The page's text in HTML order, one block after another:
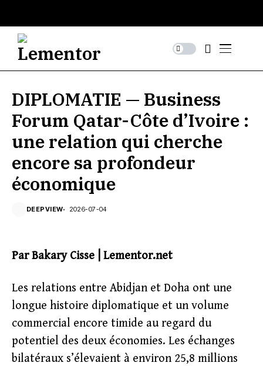
DIPLOMATIE — Business
Forum Qatar-Côte d’Ivoire :
une relation qui cherche
encore sa profondeur
économique
DEEPVIEW 2026-07-04
Par Bakary Cisse | Lementor.net
Les relations entre Abidjan et Doha ont une
longue histoire diplomatique et un volume
commercial encore timide au regard du
potentiel des deux économies. Les échanges
bilatéraux s’élevaient à environ 25,8 millions